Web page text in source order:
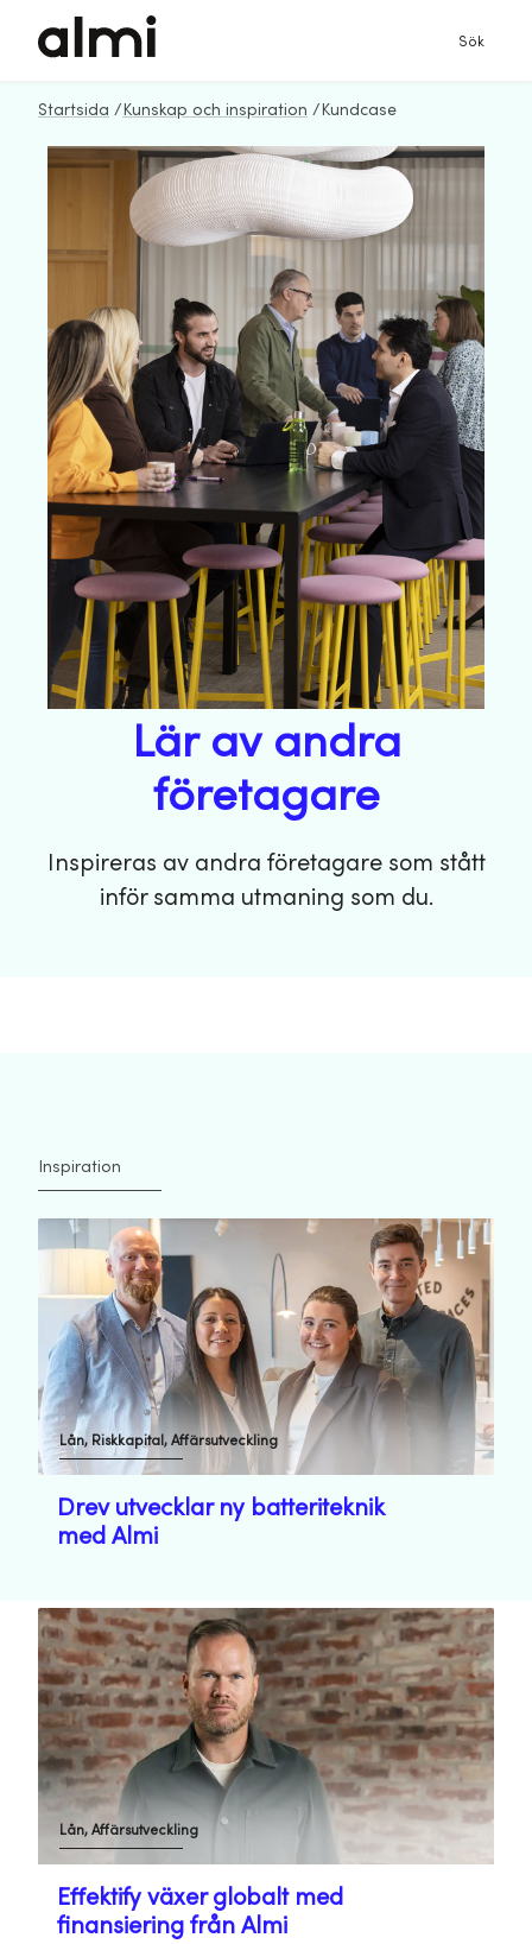
Sök
Startsida / Kunskap och inspiration / Kundcase
Lär av andra
företagare
Inspireras av andra företagare som stått
inför samma utmaning som du.
Inspiration
Drev utvecklar ny batteriteknik
med Almi
Lån, Riskkapital, Affärsutveckling
Effektify växer globalt med
finansiering från Almi
Lån, Affärsutveckling